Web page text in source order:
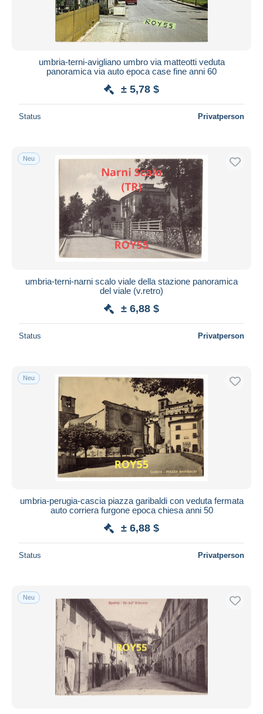
umbria-terni-avigliano umbro via matteotti veduta
panoramica via auto epoca case fine anni 60
± 5,78 $
Status Privatperson
Neu
umbria-terni-narni scalo viale della stazione panoramica
del viale (v.retro)
± 6,88 $
Status Privatperson
Neu
umbria-perugia-cascia piazza garibaldi con veduta fermata
auto corriera furgone epoca chiesa anni 50
± 6,88 $
Status Privatperson
Neu